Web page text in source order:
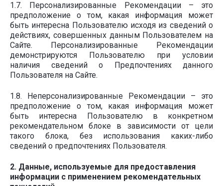
1.7. Персонализированные Рекомендации – это
предположение о том, какая информация может
быть интересна Пользователю исходя из сведений о
действиях, совершенных данным Пользователем на
Сайте. Персонализированные Рекомендации
демонстрируются Пользователю при условии
наличия сведений о Предпочтениях данного
Пользователя на Сайте.
1.8. Неперсонализированные Рекомендации – это
предположение о том, какая информация может
быть интересна Пользователю в конкретном
рекомендательном блоке в зависимости от цели
такого блока, без использования каких-либо
сведений о предпочтениях Пользователя.
2. Данные, используемые для предоставления
информации с применением рекомендательных